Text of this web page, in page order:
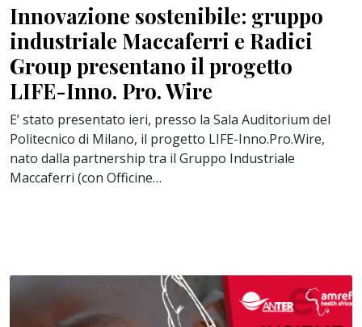
Innovazione sostenibile: gruppo
industriale Maccaferri e Radici
Group presentano il progetto
LIFE-Inno. Pro. Wire
E’ stato presentato ieri, presso la Sala Auditorium del
Politecnico di Milano, il progetto LIFE-Inno.Pro.Wire,
nato dalla partnership tra il Gruppo Industriale
Maccaferri (con Officine…